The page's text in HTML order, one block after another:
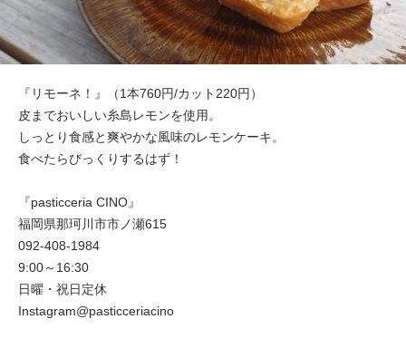
『リモーネ！』（1本760円/カット220円）
皮までおいしい糸島レモンを使用。
しっとり食感と爽やかな風味のレモンケーキ。
食べたらびっくりするはず！
『pasticceria CINO』
福岡県那珂川市市ノ瀬615
092-408-1984
9:00～16:30
日曜・祝日定休
Instagram@pasticceriacino